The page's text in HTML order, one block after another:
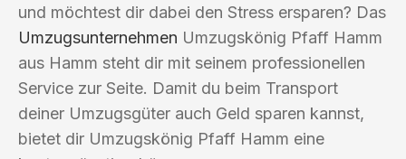
und möchtest dir dabei den Stress ersparen? Das
Umzugsunternehmen Umzugskönig Pfaff Hamm
aus Hamm steht dir mit seinem professionellen
Service zur Seite. Damit du beim Transport
deiner Umzugsgüter auch Geld sparen kannst,
bietet dir Umzugskönig Pfaff Hamm eine